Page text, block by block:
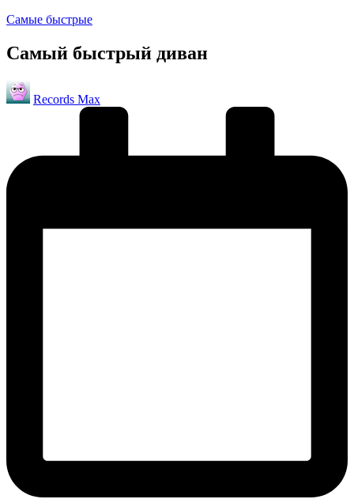
Опубликовано
Самые быстрые
Самый быстрый диван
Запись
от
Records Max